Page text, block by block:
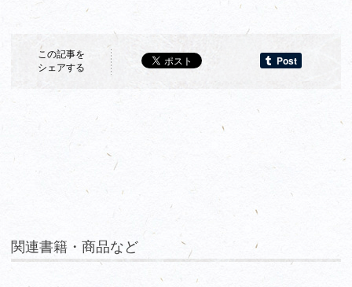
この記事を
シェアする
関連書籍・商品など